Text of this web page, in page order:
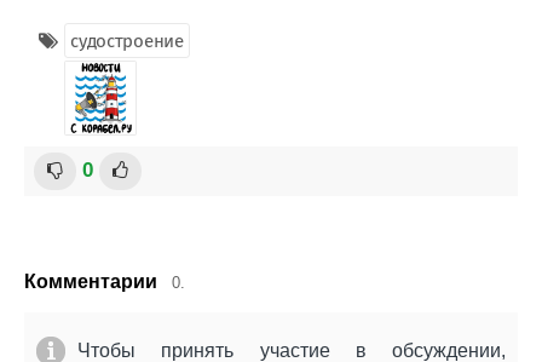
судостроение
0
Комментарии 0.
Чтобы принять участие в обсуждении,